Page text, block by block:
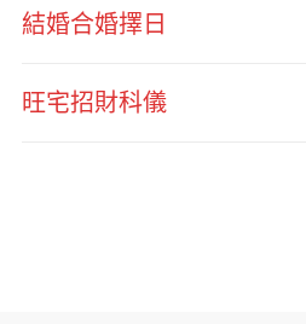
結婚合婚擇日
旺宅招財科儀